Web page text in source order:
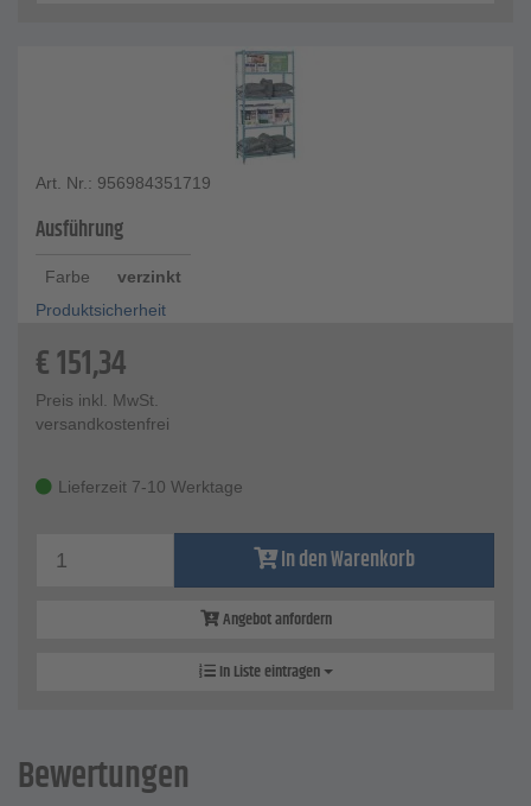
Art. Nr.: 956984351719
Ausführung
Farbe
verzinkt
Produktsicherheit
€151,34
Preis inkl. MwSt.
versandkostenfrei
Lieferzeit 7-10 Werktage
In den Warenkorb
Angebot anfordern
In Liste eintragen
Bewertungen